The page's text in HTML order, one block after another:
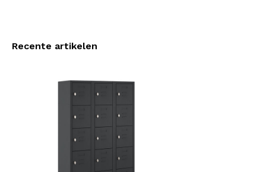
Recente artikelen